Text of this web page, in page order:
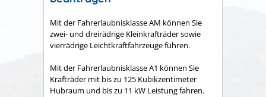
Mit der Fahrerlaubnisklasse AM können Sie
zwei- und dreirädrige Kleinkrafträder sowie
vierrädrige Leichtkraftfahrzeuge führen.
Mit der Fahrerlaubnisklasse A1 können Sie
Krafträder mit bis zu 125 Kubikzentimeter
Hubraum und bis zu 11 kW Leistung fahren.